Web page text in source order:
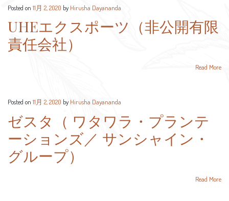
Posted on 11月 2, 2020 by Hirusha Dayananda
UHEエクスポーツ（非公開有限
責任会社）
Read More
Posted on 11月 2, 2020 byHirusha Dayananda
ゼスタ（ ワタワラ・プランテ
ーションズ／ サンシャイン・
グループ）
Read More